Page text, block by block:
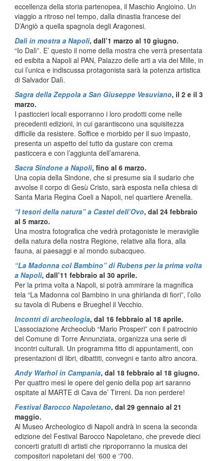
eccellenza della storia partenopea, il Maschio Angioino. Un
viaggio a ritroso nel tempo, dalla dinastia francese dei
D’Angiò a quella spagnola degli Aragonesi.
Dalì in mostra a Napoli, dall’1 marzo al 10 giugno.
“Io Dalì”. E’ questo il nome della mostra che verrà presentata
ed esibita a Napoli al PAN, Palazzo delle arti a via dei Mille, in
cui l’unica e indiscussa protagonista sarà la potenza artistica
di Salvador Dalì.
Sagra della Zeppola a San Giuseppe Vesuviano, il 2 e il 3
marzo.
I pasticcieri locali esporranno i loro prodotti come nelle
precedenti edizioni, in cui garantiscono una squisitezza
difficile da resistere. Soffice e morbido per il suo impasto,
presenta un aspetto del tutto da gustare con crema
pasticcera e con l’aggiunta dell’amarena.
Sacra Sindone a Napoli, fino al 6 marzo.
Una copia della Sindone, che si presume sia il sudario che
avvolse il corpo di Gesù Cristo, sarà esposta nella chiesa di
Santa Maria Regina Coeli a Napoli, nel quartiere Arenella.
“I tesori della natura” a Castel dell’Ovo, dal 24 febbraio
al 5 marzo.
Una mostra fotografica che vedrà protagoniste le meraviglie
della natura della nostra Regione, relative alla flora, alla
fauna, ai paesaggi e al mondo subacqueo.
“La Madonna col Bambino” di Rubens per la prima volta
a Napoli, dall’11 febbraio al 30 aprile.
Per la prima volta a Napoli, si potrà ammirare la magnifica
tela “La Madonna col Bambino in una ghirlanda di fiori”, l’olio
su tavola di Rubens e Brueghel il Vecchio.
Incontri di archeologia, dal 16 febbraio al 18 aprile.
L’associazione Archeoclub “Mario Prosperi” con il patrocinio
del Comune di Torre Annunziata, organizza una serie di
incontri culturali. Un programma fitto di appuntamenti, con
presentazioni di libri, dibattiti, convegni e tanto altro ancora.
Andy Warhol in Campania, dal 18 febbraio al 18 giugno.
Per quattro mesi le opere del genio della pop art saranno
ospitate al MARTE di Cava de’ Tirreni. Da non perdere!
Festival Barocco Napoletano, dal 29 gennaio al 21
maggio.
Al Museo Archeologico di Napoli andrà in scena la seconda
edizione del Festival Barocco Napoletano, che prevede dieci
concerti gratuiti di artisti che riproporranno la musica dei
compositori napoletani del ‘600 e ‘700.